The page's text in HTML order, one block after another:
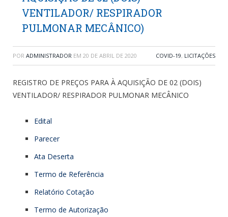
VENTILADOR/ RESPIRADOR
PULMONAR MECÂNICO)
POR ADMINISTRADOR EM 20 DE ABRIL DE 2020 COVID-19, LICITAÇÕES
REGISTRO DE PREÇOS PARA À AQUISIÇÃO DE 02 (DOIS)
VENTILADOR/ RESPIRADOR PULMONAR MECÂNICO
Edital
Parecer
Ata Deserta
Termo de Referência
Relatório Cotação
Termo de Autorização